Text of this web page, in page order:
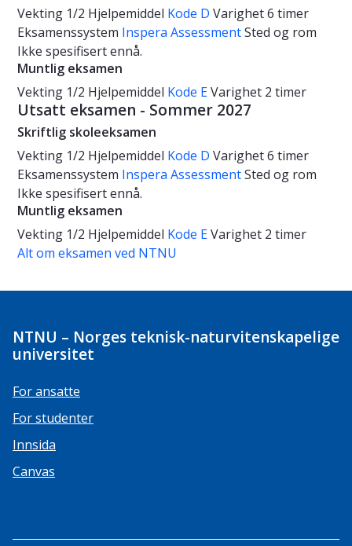
Vekting 1/2 Hjelpemiddel Kode D Varighet6 timer
Eksamenssystem Inspera AssessmentSted og rom
Ikke spesifisert ennå.
Muntlig eksamen
Vekting 1/2 Hjelpemiddel Kode EVarighet 2 timer
Utsatt eksamen - Sommer 2027
Skriftlig skoleeksamen
Vekting 1/2 Hjelpemiddel Kode D Varighet6 timer
Eksamenssystem Inspera AssessmentSted og rom
Ikke spesifisert ennå.
Muntlig eksamen
Vekting 1/2 Hjelpemiddel Kode EVarighet 2 timer
Alt om eksamen ved NTNU
NTNU – Norges teknisk-naturvitenskapelige
universitet
For ansatte
For studenter
Innsida
Canvas